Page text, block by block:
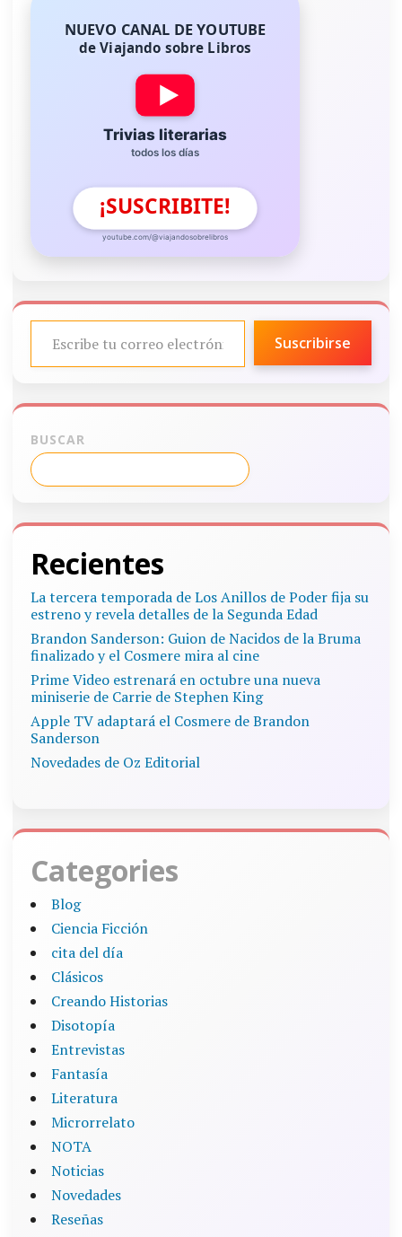
NUEVO CANAL DE YOUTUBE
de Viajando sobre Libros
Trivias literarias
todos los días
¡SUSCRIBITE!
youtube.com/@viajandosobrelibros
ESCRIBE TU CORREO ELECTRÓNICO…
Suscribirse
BUSCAR
Recientes
La tercera temporada de Los Anillos de Poder fija su
estreno y revela detalles de la Segunda Edad
Brandon Sanderson: Guion de Nacidos de la Bruma
finalizado y el Cosmere mira al cine
Prime Video estrenará en octubre una nueva
miniserie de Carrie de Stephen King
Apple TV adaptará el Cosmere de Brandon
Sanderson
Novedades de Oz Editorial
Categories
Blog
Ciencia Ficción
cita del día
Clásicos
Creando Historias
Disotopía
Entrevistas
Fantasía
Literatura
Microrrelato
NOTA
Noticias
Novedades
Reseñas